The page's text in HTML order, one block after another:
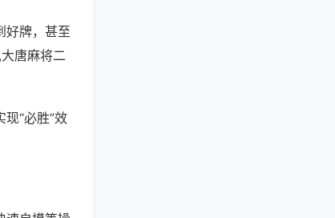
好牌，甚至
唐麻将二
“必胜”效